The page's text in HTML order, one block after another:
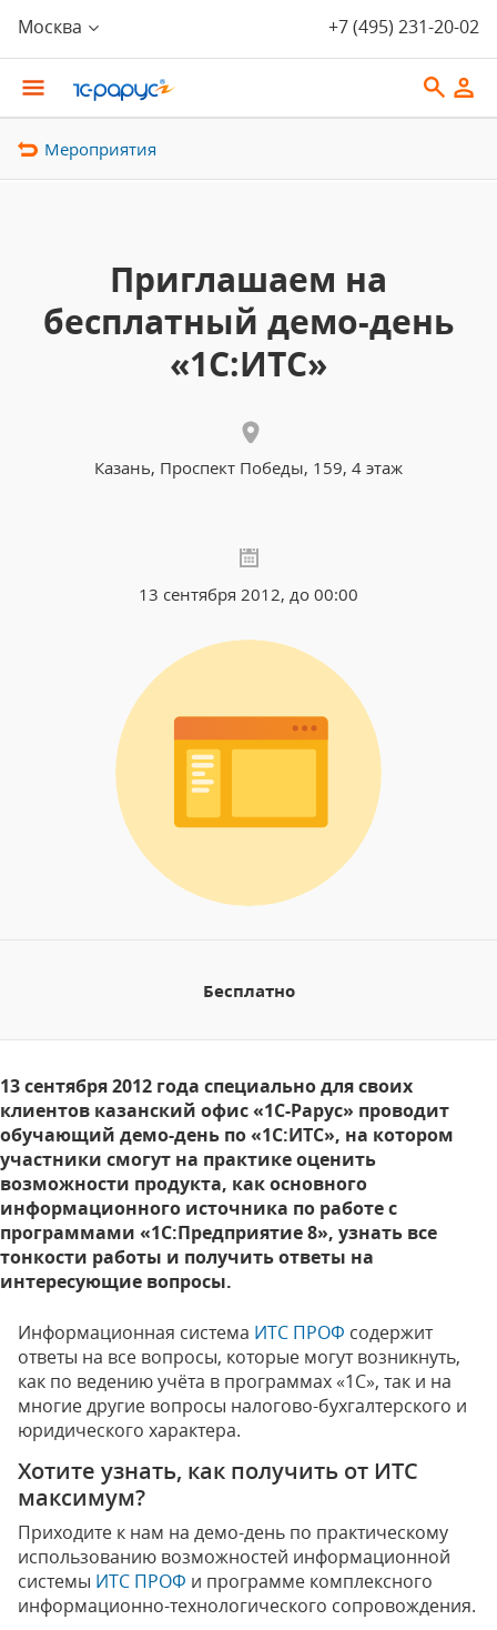
Москва +7 (495) 231-20-02
Мероприятия
Приглашаем на
беcплатный демо-день
«1С:ИТС»
Казань, Проспект Победы, 159, 4 этаж
13 сентября 2012, до 00:00
Бесплатно
13 сентября 2012 года специально для своих
клиентов казанский офис «1С-Рарус» проводит
обучающий демо-день по «1С:ИТС», на котором
участники смогут на практике оценить
возможности продукта, как основного
информационного источника по работе с
программами «1С:Предприятие 8», узнать все
тонкости работы и получить ответы на
интересующие вопросы.
Информационная система ИТС ПРОФ содержит
ответы на все вопросы, которые могут возникнуть,
как по ведению учёта в программах «1С», так и на
многие другие вопросы налогово-бухгалтерского и
юридического характера.
Хотите узнать, как получить от ИТС
максимум?
Приходите к нам на демо-день по практическому
использованию возможностей информационной
системы ИТС ПРОФ и программе комплексного
информационно-технологического сопровождения.